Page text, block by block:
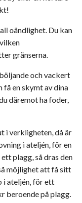
oändlighet. Du kan
gränserna.
och vackert
få en skymt av dina
däremot ha foder,
i verkligheten, då är
i ateljén, för en
plagg, så dras den
möjlighet att få sitt
i ateljén, för ett
beroende på plagg.